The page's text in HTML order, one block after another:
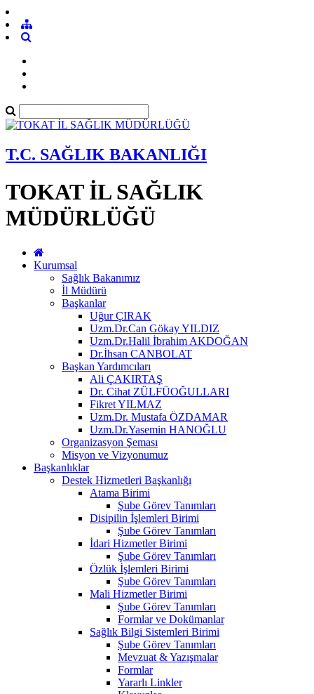
T.C. SAĞLIK BAKANLIĞI
TOKAT İL SAĞLIK
MÜDÜRLÜĞÜ
Kurumsal
Sağlık Bakanımız
İl Müdürü
Başkanlar
Uğur ÇIRAK
Uzm.Dr.Can Gökay YILDIZ
Uzm.Dr.Halil İbrahim AKDOĞAN
Dr.İhsan CANBOLAT
Başkan Yardımcıları
Ali ÇAKIRTAŞ
Dr. Cihat ZÜLFÜOĞULLARI
Fikret YILMAZ
Uzm.Dr. Mustafa ÖZDAMAR
Uzm.Dr.Yasemin HANOĞLU
Organizasyon Şeması
Misyon ve Vizyonumuz
Başkanlıklar
Destek Hizmetleri Başkanlığı
Atama Birimi
Şube Görev Tanımları
Disipilin İşlemleri Birimi
Şube Görev Tanımları
İdari Hizmetler Birimi
Şube Görev Tanımları
Özlük İşlemleri Birimi
Şube Görev Tanımları
Mali Hizmetler Birimi
Şube Görev Tanımları
Formlar ve Dokümanlar
Sağlık Bilgi Sistemleri Birimi
Şube Görev Tanımları
Mevzuat & Yazışmalar
Formlar
Yararlı Linkler